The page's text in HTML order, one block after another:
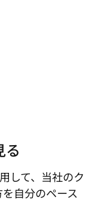
る
して、当社のク
自分のペース